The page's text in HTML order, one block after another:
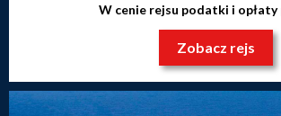
W cenie rejsu podatki i
Zobacz rejs